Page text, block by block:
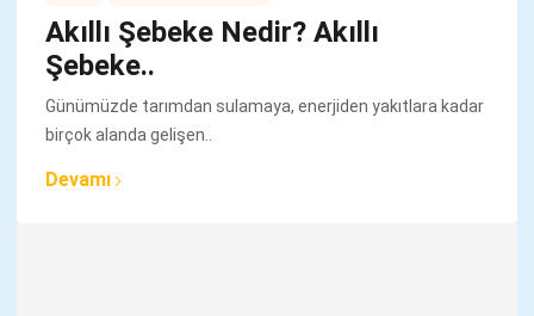
Akıllı Şebeke Nedir? Akıllı
Şebeke..
Günümüzde tarımdan sulamaya, enerjiden yakıtlara kadar
birçok alanda gelişen..
Devamı